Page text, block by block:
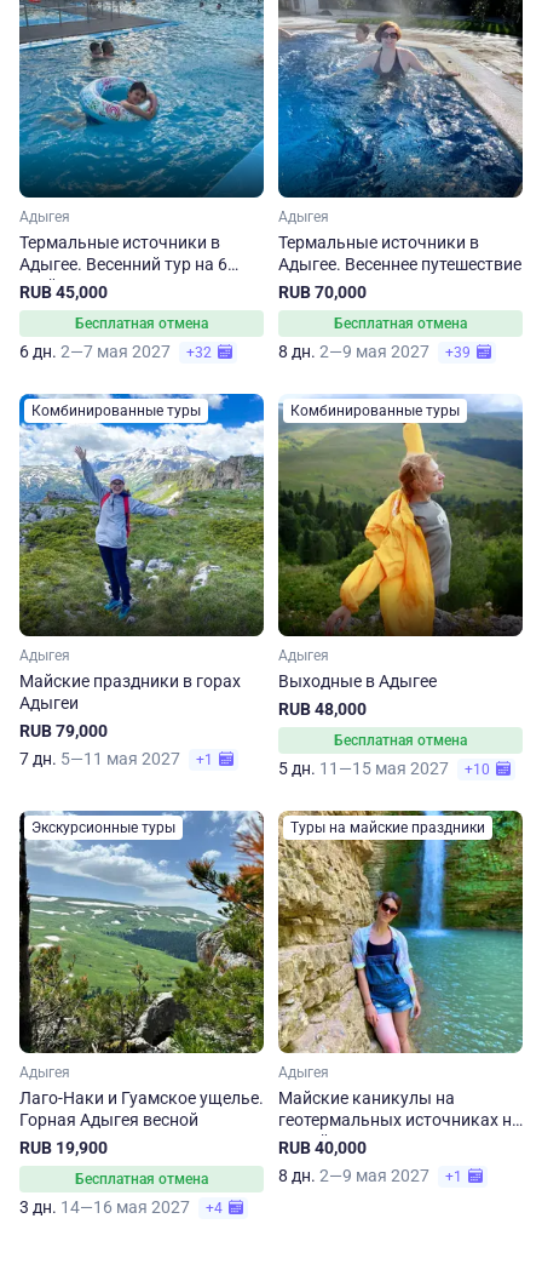
Адыгея
Термальные источники в
Адыгее. Весенний тур на 6
дней
RUB 45,000
Бесплатная отмена
6 дн. 2—7 мая 2027 +32
Адыгея
Термальные источники в
Адыгее. Весеннее путешествие
RUB 70,000
Бесплатная отмена
8 дн. 2—9 мая 2027 +39
Комбинированные туры
Адыгея
Майские праздники в горах
Адыгеи
RUB 79,000
7 дн. 5—11 мая 2027 +1
Комбинированные туры
Адыгея
Выходные в Адыгее
RUB 48,000
Бесплатная отмена
5 дн. 11—15 мая 2027 +10
Экскурсионные туры
Адыгея
Лаго-Наки и Гуамское ущелье.
Горная Адыгея весной
RUB 19,900
Бесплатная отмена
3 дн. 14—16 мая 2027 +4
Туры на майские праздники
Адыгея
Майские каникулы на
геотермальных источниках на
8 дней
RUB 40,000
8 дн. 2—9 мая 2027 +1